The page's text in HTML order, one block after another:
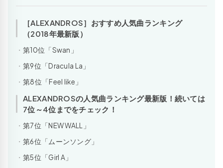
［ALEXANDROS］おすすめ人気曲ランキング
（2018年最新版）
第10位「Swan」
第9位「Dracula La」
第8位「Feel like」
ALEXANDROSの人気曲ランキング最新版！続いては
7位～4位までをチェック！
第7位「NEW WALL」
第6位「ムーンソング」
第5位「Girl A」